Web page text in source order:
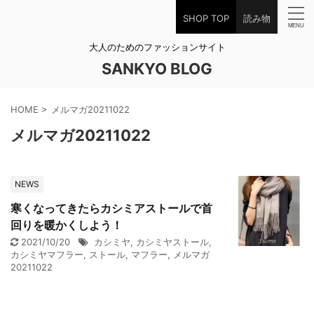
SHOP TOP 読み物
大人のためのファッションサイト
SANKYO BLOG
HOME > メルマガ20211022
メルマガ20211022
NEWS
寒くなってきたらカシミアストールで首
回りを暖かくしよう！
2021/10/20 カシミヤ, カシミヤストール,
カシミヤマフラー, ストール, マフラー, メルマガ
20211022